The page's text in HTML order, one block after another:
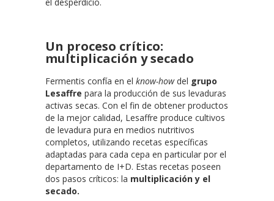
el desperdicio.
Un proceso crítico:
multiplicación y secado
Fermentis confía en el know-howdel grupo
Lesaffre para la producción de sus levaduras
activas secas. Con el fin de obtener productos
de la mejor calidad, Lesaffre produce cultivos
de levadura pura en medios nutritivos
completos, utilizando recetas específicas
adaptadas para cada cepa en particular por el
departamento de I+D. Estas recetas poseen
dos pasos críticos: la multiplicación y el
secado.